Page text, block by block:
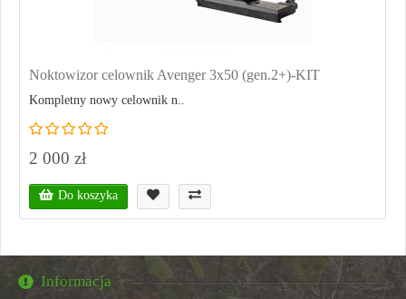
Noktowizor celownik Avenger 3x50 (gen.2+)-KIT
Kompletny nowy celownik n..
2 000 zł
Do koszyka
Informacja